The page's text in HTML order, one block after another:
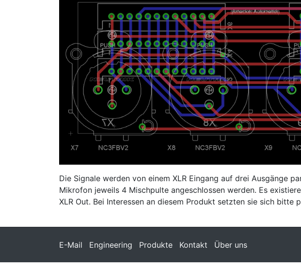
Die Signale werden von einem XLR Eingang auf drei Ausgänge
Mikrofon jeweils 4 Mischpulte angeschlossen werden. Es
XLR Out. Bei Interessen an diesem Produkt setzten sie sich bitte
E-Mail Engineering Produkte Kontakt Über uns